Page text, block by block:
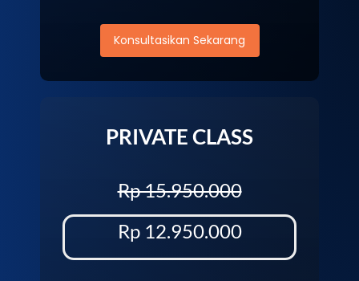
Konsultasikan Sekarang
PRIVATE CLASS
Rp 15.950.000
Rp 12.950.000